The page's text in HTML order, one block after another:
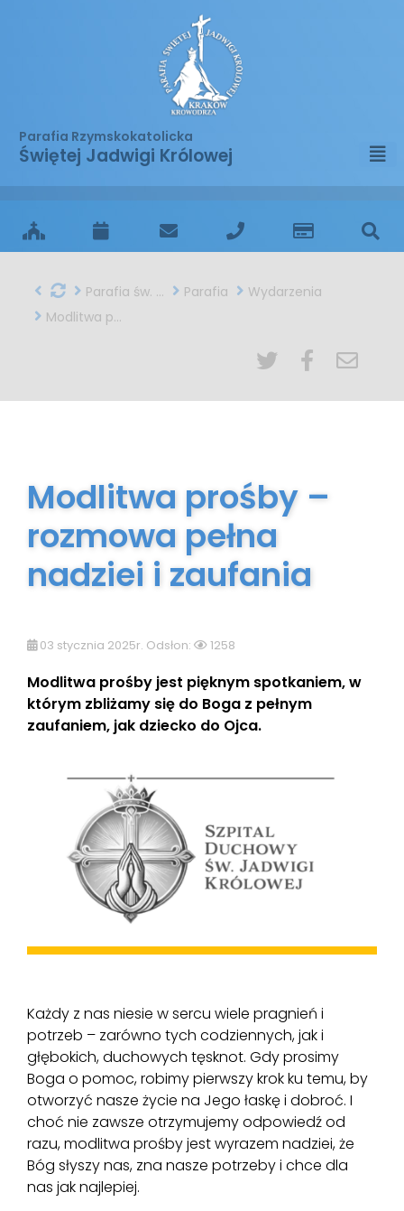
Parafia Rzymskokatolicka
Świętej Jadwigi Królowej
Parafia św. Jadwigi w Krakowie Parafia
Wydarzenia
Modlitwa prośby – rozmowa pełna nadziei i zaufania
Modlitwa prośby –
rozmowa pełna
nadziei i zaufania
03 stycznia 2025r. Odsłon: 1258
Modlitwa prośby jest pięknym spotkaniem, w
którym zbliżamy się do Boga z pełnym
zaufaniem, jak dziecko do Ojca.
Każdy z nas niesie w sercu wiele pragnień i
potrzeb – zarówno tych codziennych, jak i
głębokich, duchowych tęsknot. Gdy prosimy
Boga o pomoc, robimy pierwszy krok ku temu, by
otworzyć nasze życie na Jego łaskę i dobroć. I
choć nie zawsze otrzymujemy odpowiedź od
razu, modlitwa prośby jest wyrazem nadziei, że
Bóg słyszy nas, zna nasze potrzeby i chce dla
nas jak najlepiej.